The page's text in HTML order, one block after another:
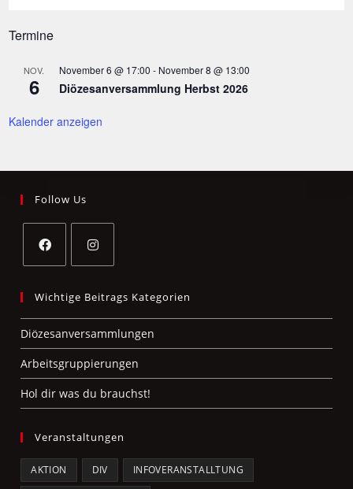
Termine
NOV.
6
November 6 @ 17:00 - November 8 @ 13:00
Diözesanversammlung Herbst 2026
Kalender anzeigen
Follow Us
Wichtige Beitrags Kategorien
Diözesanversammlungen
Arbeitsgruppierungen
Hol dir was du brauchst!
Veranstaltungen
AKTION DIV INFOVERANSTALLTUNG